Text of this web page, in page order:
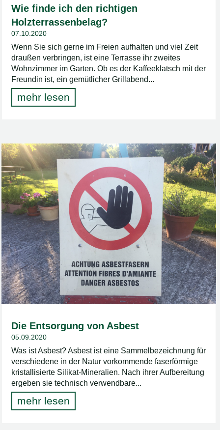
Wie finde ich den richtigen
Holzterrassenbelag?
07.10.2020
Wenn Sie sich gerne im Freien aufhalten und viel Zeit
draußen verbringen, ist eine Terrasse ihr zweites
Wohnzimmer im Garten. Ob es der Kaffeeklatsch mit der
Freundin ist, ein gemütlicher Grillabend...
mehr lesen
Die Entsorgung von Asbest
05.09.2020
Was ist Asbest? Asbest ist eine Sammelbezeichnung für
verschiedene in der Natur vorkommende faserförmige
kristallisierte Silikat-Mineralien. Nach ihrer Aufbereitung
ergeben sie technisch verwendbare...
mehr lesen